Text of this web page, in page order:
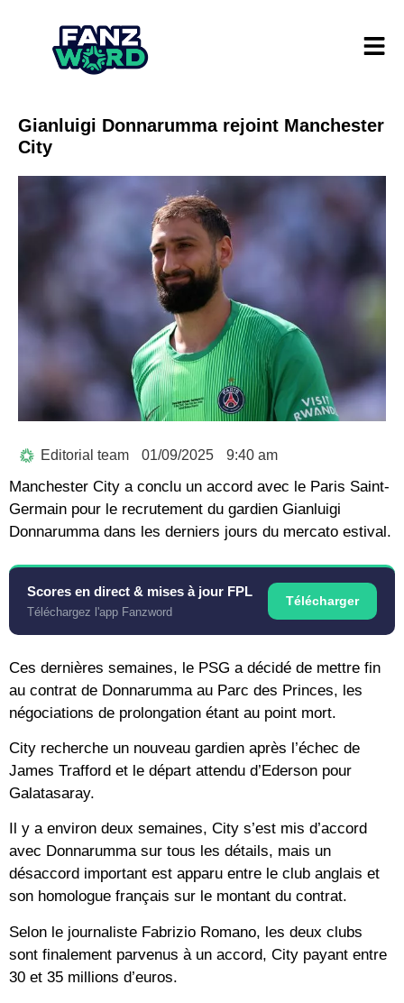
Gianluigi Donnarumma rejoint Manchester
City
Editorial team 01/09/2025 9:40 am
Manchester City a conclu un accord avec le Paris Saint-
Germain pour le recrutement du gardien Gianluigi
Donnarumma dans les derniers jours du mercato estival.
Scores en direct & mises à jour FPL
Téléchargez l'app Fanzword
Télécharger
Ces dernières semaines, le PSG a décidé de mettre fin
au contrat de Donnarumma au Parc des Princes, les
négociations de prolongation étant au point mort.
City recherche un nouveau gardien après l’échec de
James Trafford et le départ attendu d’Ederson pour
Galatasaray.
Il y a environ deux semaines, City s’est mis d’accord
avec Donnarumma sur tous les détails, mais un
désaccord important est apparu entre le club anglais et
son homologue français sur le montant du contrat.
Selon le journaliste Fabrizio Romano, les deux clubs
sont finalement parvenus à un accord, City payant entre
30 et 35 millions d’euros.